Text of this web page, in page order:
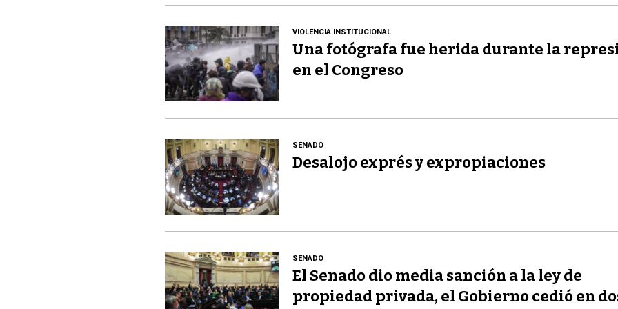
VIOLENCIA INSTITUCIONAL
Una fotógrafa fue herida durante la
en el Congreso
SENADO
Desalojo exprés y expropiaciones
SENADO
El Senado dio media sanción a la ley de
propiedad privada, el Gobierno cedió en